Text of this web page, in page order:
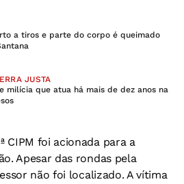
a tiros e parte do corpo é queimado
JUSTA
milícia que atua há mais de dez anos na
CIPM foi acionada para a
Apesar das rondas pela
não foi localizado. A vítima